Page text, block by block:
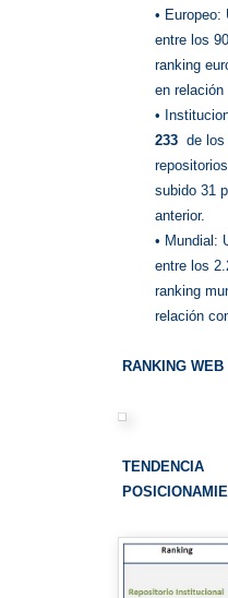
• Europeo:
entre los
ranking
en relación
•
233 de
subido 31
anterior.
• Mundial:
entre los
ranking
relación
RANKING